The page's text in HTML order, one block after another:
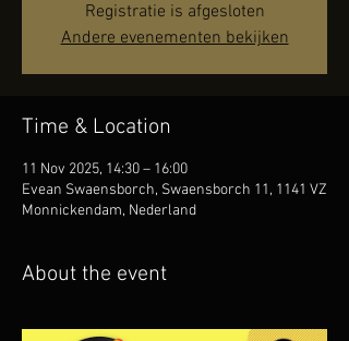
Registratie is afgesloten
Andere evenementen bekijken
Time & Location
11 Nov 2025, 14:30 – 16:00
Evean Swaensborch, Swaensborch 11, 1141 VZ
Monnickendam, Nederland
About the event